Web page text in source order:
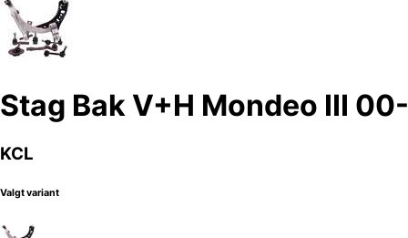
Stag Bak V+H Mondeo III 00-
KCL
Valgt variant